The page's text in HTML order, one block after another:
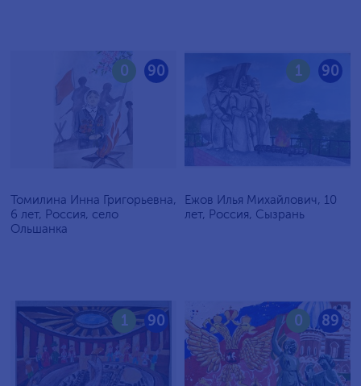
90
0
Томилина Инна Григорьевна,
6 лет, Россия, село
Ольшанка
90
1
Ежов Илья Михайлович, 10
лет, Россия, Сызрань
90
1 89
0